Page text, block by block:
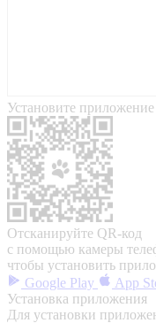
Установите
Отсканируйте QR-код
с помощью камеры
чтобы установить
Google Play
App
Установка приложения
Для установки